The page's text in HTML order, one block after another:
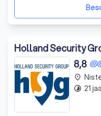
Holland Security
8,8
place
timelapse 21